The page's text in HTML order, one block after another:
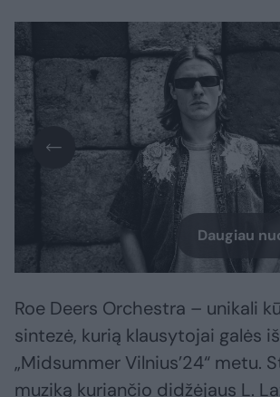
Daugiau
Roe Deers Orchestra – unikali
sintezė, kurią klausytojai galės
„Midsummer Vilnius’24“ metu.
muziką kuriančio didžėjaus L.